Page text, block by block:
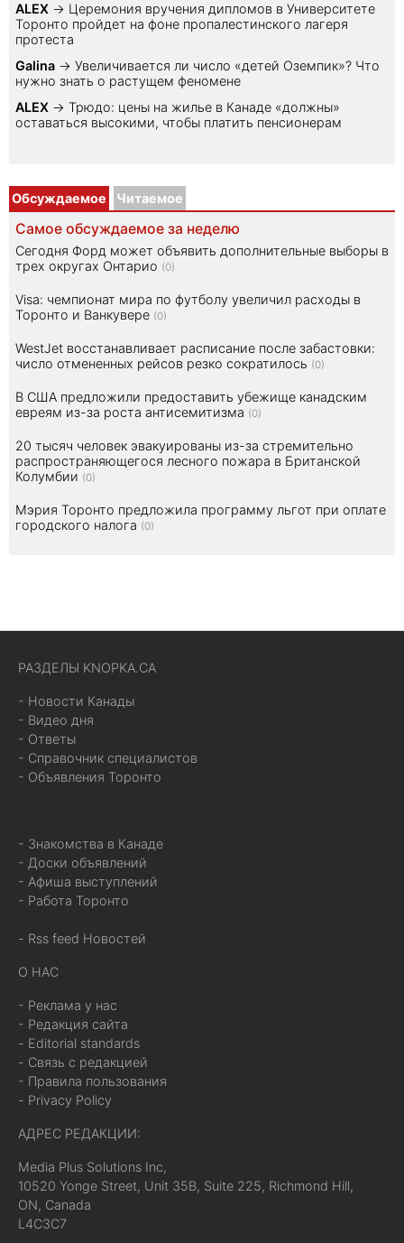
ALEX → Церемония вручения дипломов в Университете
Торонто пройдет на фоне пропалестинского лагеря
протеста
Galina → Увеличивается ли число «детей Оземпик»? Что
нужно знать о растущем феномене
ALEX → Трюдо: цены на жилье в Канаде «должны»
оставаться высокими, чтобы платить пенсионерам
Обсуждаемое Читаемое
Самое обсуждаемое за неделю
Сегодня Форд может объявить дополнительные выборы в
трех округах Онтарио (0)
Visa: чемпионат мира по футболу увеличил расходы в
Торонто и Ванкувере (0)
WestJet восстанавливает расписание после забастовки:
число отмененных рейсов резко сократилось (0)
В США предложили предоставить убежище канадским
евреям из-за роста антисемитизма (0)
20 тысяч человек эвакуированы из-за стремительно
распространяющегося лесного пожара в Британской
Колумбии (0)
Мэрия Торонто предложила программу льгот при оплате
городского налога (0)
РАЗДЕЛЫ KNOPKA.CA
- Новости Канады
- Видео дня
- Ответы
- Справочник специалистов
- Объявления Торонто
- Знакомства в Канаде
- Доски объявлений
- Афиша выступлений
- Работа Торонто
- Rss feed Новостей
О НАС
- Реклама у нас
- Редакция сайта
- Editorial standards
- Связь с редакцией
- Правила пользования
- Privacy Policy
АДРЕС РЕДАКЦИИ:
Media Plus Solutions Inc,
10520 Yonge Street, Unit 35B, Suite 225, Richmond Hill,
ON, Canada
L4C3C7